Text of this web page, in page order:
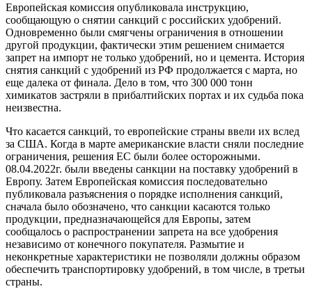
Европейская комиссия опубликовала инструкцию,
сообщающую о снятии санкций с российских удобрений.
Одновременно были смягчены ограничения в отношении
другой продукции, фактически этим решением снимается
запрет на импорт не только удобрений, но и цемента. История
снятия санкций с удобрений из РФ продолжается с марта, но
еще далека от финала. Дело в том, что 300 000 тонн
химикатов застряли в прибалтийских портах и их судьба пока
неизвестна.
Что касается санкций, то европейские страны ввели их вслед
за США. Когда в марте американские власти сняли последние
ограничения, решения ЕС были более осторожными.
08.04.2022г. были введены санкции на поставку удобрений в
Европу. Затем Европейская комиссия последовательно
публиковала разъяснения о порядке исполнения санкций,
сначала было обозначено, что санкции касаются только
продукции, предназначающейся для Европы, затем
сообщалось о распространении запрета на все удобрения
независимо от конечного покупателя. Размытие и
неконкретные характеристики не позволяли должны образом
обеспечить транспортировку удобрений, в том числе, в третьи
страны.